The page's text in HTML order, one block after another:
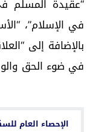
“عقيدة المسلم
في الإسلام”،
بالإضافة إلى
في ضوء الحق
الإحصاء العام